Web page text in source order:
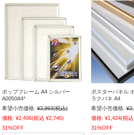
ポップフレーム A4 シルバー
A0050A4*
希望小売価格: ¥3,993(税込)
価格: ¥2,496(税込 ¥2,746)
31%OFF
ポスターパネル
ラクパネ A4
希望小売価格:
価格: ¥1,424(税
31%OFF